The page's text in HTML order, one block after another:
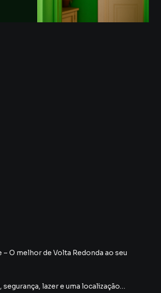
O melhor de Volta Redonda ao seu
lazer e uma localização